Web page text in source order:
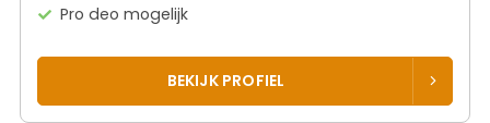
Pro deo mogelijk
BEKIJK PROFIEL